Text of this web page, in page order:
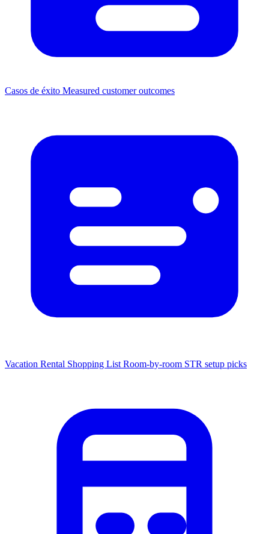
Casos de éxito Measured customer outcomes
Vacation Rental Shopping List Room-by-room STR setup picks